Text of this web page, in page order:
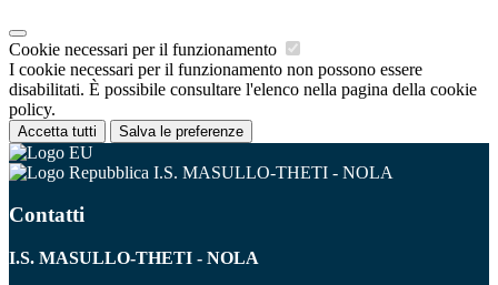
Cookie necessari per il funzionamento
I cookie necessari per il funzionamento non possono essere
disabilitati. È possibile consultare l'elenco nella pagina della cookie
policy.
Accetta tutti Salva le preferenze
I.S. MASULLO-THETI - NOLA
Contatti
I.S. MASULLO-THETI - NOLA